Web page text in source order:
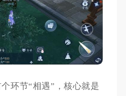
环节“相遇”，核心就是